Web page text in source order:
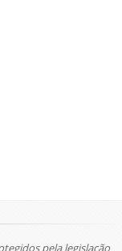
pela legislação